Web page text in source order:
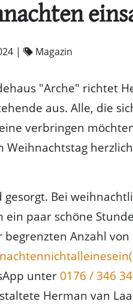
| Magazin
"Arche" richtet
aus. Alle, die
verbringen
Bei
paar schöne
Anzahl von
unter 0176 / 346
Herman van